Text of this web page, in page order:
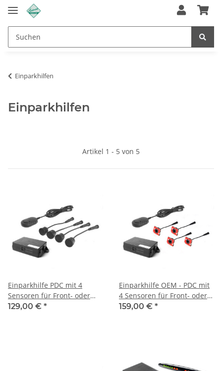
Einparkhilfen
Einparkhilfen
Artikel 1 - 5 von 5
Einparkhilfe PDC mit 4
Sensoren für Front- oder
Heckmontage geeignet
129,00 € *
Einparkhilfe OEM - PDC mit
4 Sensoren für Front- oder
Heckmontage
159,00 € *